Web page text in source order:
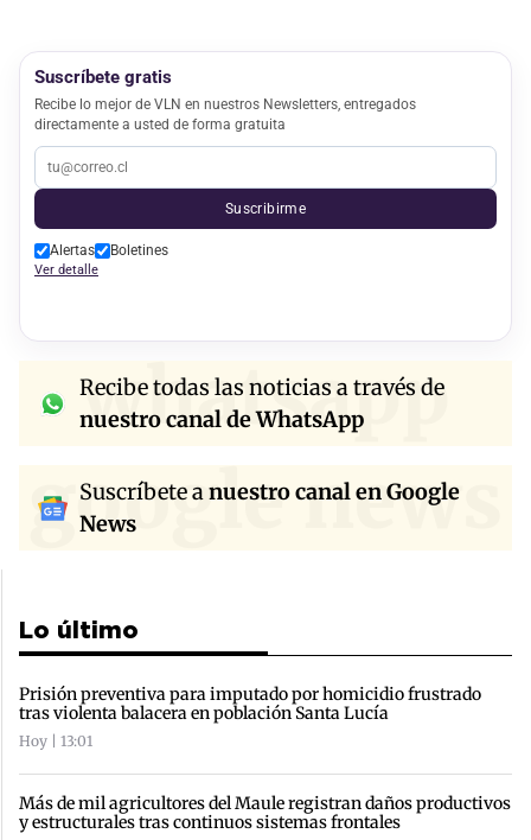
Suscríbete gratis
Recibe lo mejor de VLN en nuestros Newsletters, entregados
directamente a usted de forma gratuita
Suscribirme
Alertas Boletines
Ver detalle
whatsapp
Recibe todas las noticias a través de
nuestro canal de WhatsApp
google news
Suscríbete anuestro canal en Google
News
Lo último
Prisión preventiva para imputado por homicidio frustrado
tras violenta balacera en población Santa Lucía
Hoy | 13:01
Más de mil agricultores del Maule registran daños productivos
y estructurales tras continuos sistemas frontales